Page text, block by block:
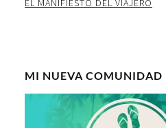
EL MANIFIESTO DEL VIAJERO
MI NUEVA COMUNIDAD